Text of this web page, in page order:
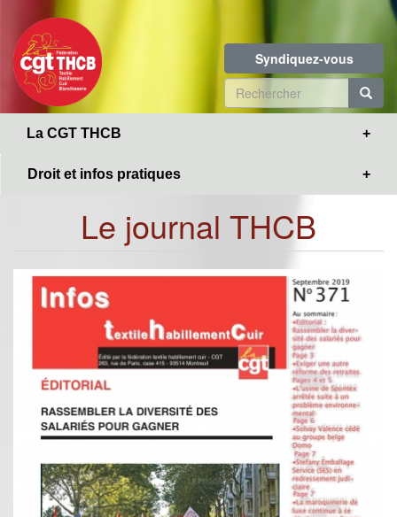
contenu
principal
Syndiquez-vous
Formulaire
de
La CGT THCB
Droit et infos pratiques
Le journal THCB